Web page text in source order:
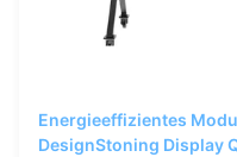
Energieeffizientes
DesignStoning Display